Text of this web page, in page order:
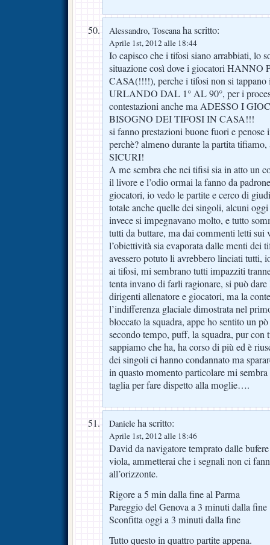
Alessandro, Toscanaha scritto:
Aprile 1st, 2012 alle 18:44
Io capisco che i tifosi siano arrabbiati, lo
situazione così dove i giocatori
CASA(!!!!), perche i tifosi non si
URLANDO DAL 1° AL 90°, per i
contestazioni anche ma ADESSO I
BISOGNO DEI TIFOSI IN CASA!!!
si fanno prestazioni buone fuori e penose
perchè? almeno durante la partita
SICURI!
A me sembra che nei tifisi sia in atto un
il livore e l’odio ormai la fanno da
giocatori, io vedo le partite e cerco di
totale anche quelle dei singoli, alcuni
invece si impegnavano molto, e tutto
tutti da buttare, ma dai commenti letti sui
l’obiettività sia evaporata dalle menti dei
avessero potuto li avrebbero linciati tutti,
ai tifosi, mi sembrano tutti impazziti
tenta invano di farli ragionare, si può
dirigenti allenatore e giocatori, ma la
l’indifferenza glaciale dimostrata nel
bloccato la squadra, appe ho sentito un
secondo tempo, puff, la squadra, pur con
sappiamo che ha, ha corso di più ed è
dei singoli ci hanno condannato ma
in quasto momento particolare mi
taglia per fare dispetto alla moglie….
Daniele ha scritto:
Aprile 1st, 2012 alle 18:46
David da navigatore temprato dalle
viola, ammetterai che i segnali non ci
all’orizzonte.
Rigore a 5 min dalla fine al Parma
Pareggio del Genova a 3 minuti dalla fine
Sconfitta oggi a 3 minuti dalla fine
Tutto questo in quattro partite appena.